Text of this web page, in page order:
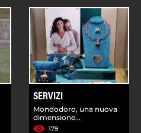
SERVIZI
Mondodoro, una nuova
dimensione...
179